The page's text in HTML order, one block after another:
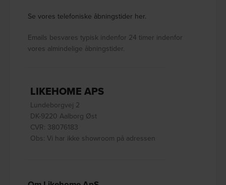
Se vores telefoniske åbningstider her.
Emails besvares typisk indenfor 24 timer indenfor
vores almindelige åbningstider.
LIKEHOME APS
Lundeborgvej 2
DK-9220 Aalborg Øst
CVR: 38076183
Obs: Vi har ikke showroom på adressen